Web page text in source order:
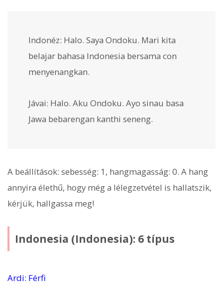
Indonéz: Halo. Saya Ondoku. Mari kita
belajar bahasa Indonesia bersama con
menyenangkan.
Jávai: Halo. Aku Ondoku. Ayo sinau basa
Jawa bebarengan kanthi seneng.
A beállítások: sebesség: 1, hangmagasság: 0. A hang
annyira élethű, hogy még a lélegzetvétel is hallatszik,
kérjük, hallgassa meg!
Indonesia (Indonesia): 6 típus
Ardi: Férfi